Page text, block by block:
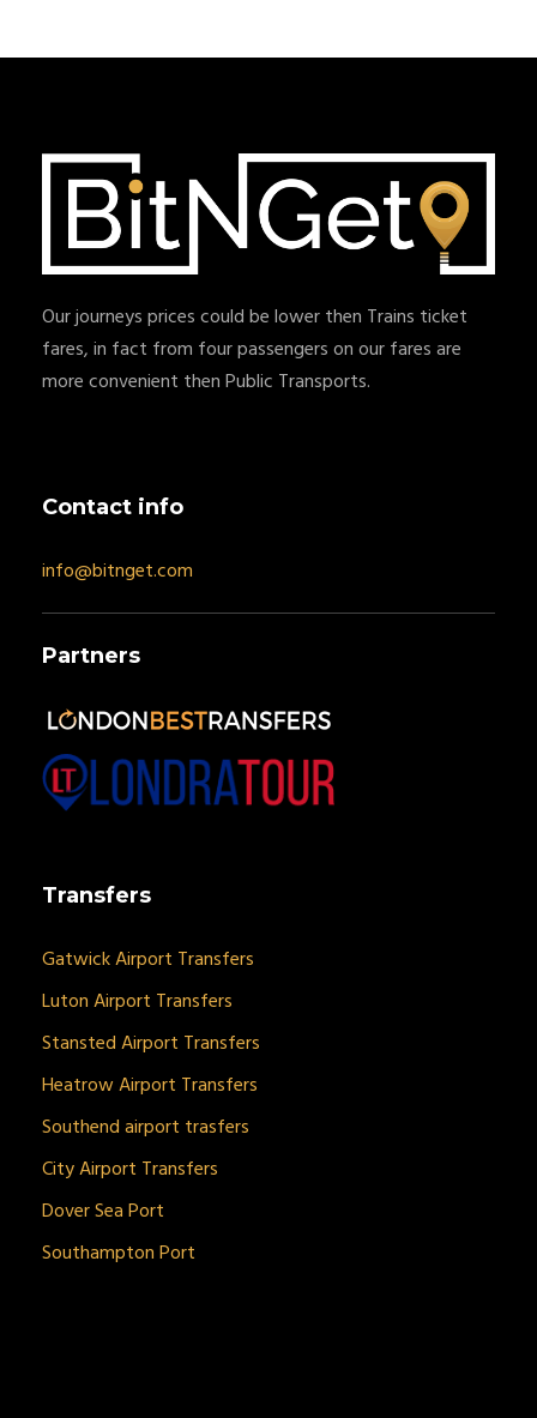
Our journeys prices could be lower then Trains ticket
fares, in fact from four passengers on our fares are
more convenient then Public Transports.
Contact info
info@bitnget.com
Partners
Transfers
Gatwick Airport Transfers
Luton Airport Transfers
Stansted Airport Transfers
Heatrow Airport Transfers
Southend airport trasfers
City Airport Transfers
Dover Sea Port
Southampton Port